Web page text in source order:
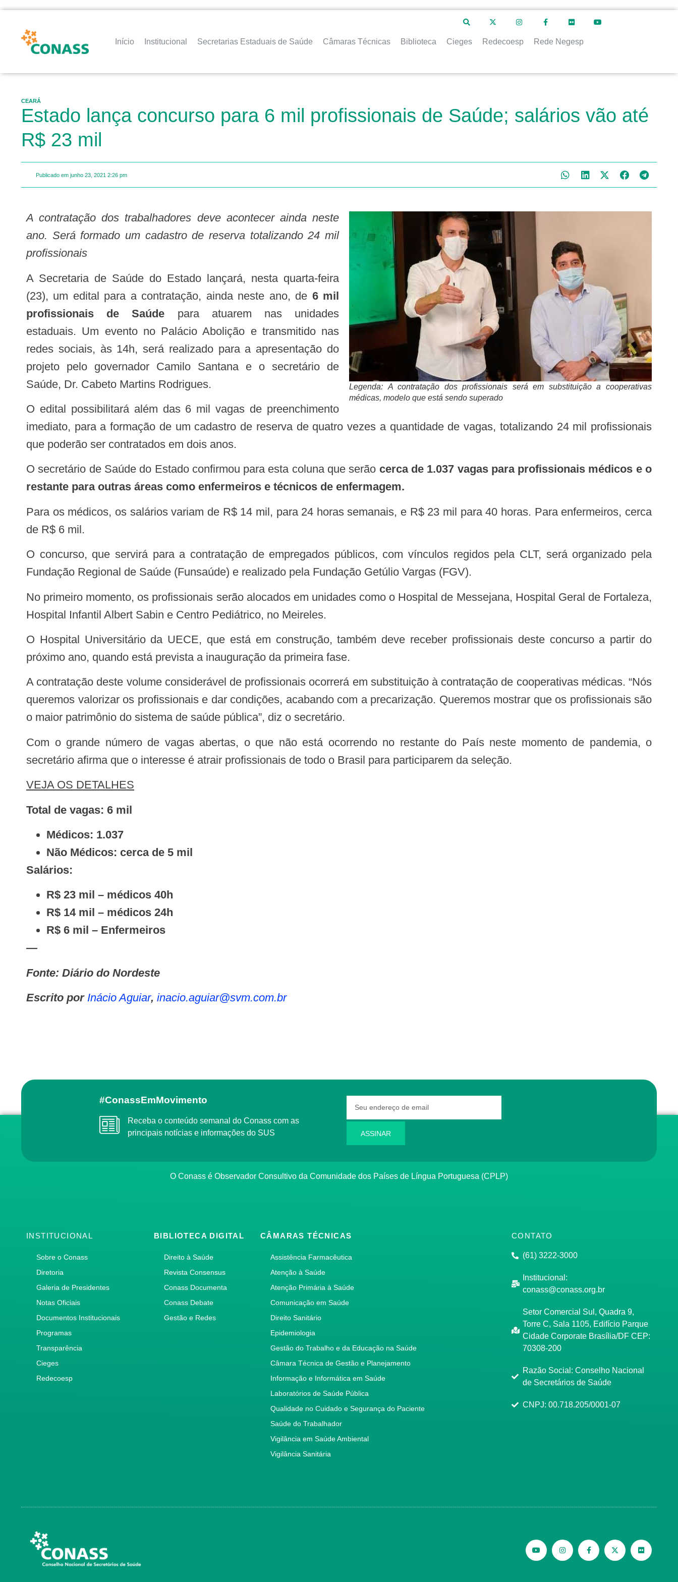
Início Institucional Secretarias Estaduais de Saúde Câmaras Técnicas Biblioteca Cieges Redecoesp Rede Negesp
CEARÁ
Estado lança concurso para 6 mil profissionais de Saúde; salários vão até
R$ 23 mil
Publicado em junho 23, 2021 2:26 pm
Legenda: A contratação dos profissionais será em substituição a cooperativas
médicas, modelo que está sendo superado
A contratação dos trabalhadores deve acontecer ainda neste
ano. Será formado um cadastro de reserva totalizando 24 mil
profissionais
A Secretaria de Saúde do Estado lançará, nesta quarta-feira
(23), um edital para a contratação, ainda neste ano, de 6 mil
profissionais de Saúde para atuarem nas unidades
estaduais. Um evento no Palácio Abolição e transmitido nas
redes sociais, às 14h, será realizado para a apresentação do
projeto pelo governador Camilo Santana e o secretário de
Saúde, Dr. Cabeto Martins Rodrigues.
O edital possibilitará além das 6 mil vagas de preenchimento
imediato, para a formação de um cadastro de reserva de quatro vezes a quantidade de vagas, totalizando 24 mil profissionais
que poderão ser contratados em dois anos.
O secretário de Saúde do Estado confirmou para esta coluna que serão cerca de 1.037 vagas para profissionais médicos e o
restante para outras áreas como enfermeiros e técnicos de enfermagem.
Para os médicos, os salários variam de R$ 14 mil, para 24 horas semanais, e R$ 23 mil para 40 horas. Para enfermeiros, cerca
de R$ 6 mil.
O concurso, que servirá para a contratação de empregados públicos, com vínculos regidos pela CLT, será organizado pela
Fundação Regional de Saúde (Funsaúde) e realizado pela Fundação Getúlio Vargas (FGV).
No primeiro momento, os profissionais serão alocados em unidades como o Hospital de Messejana, Hospital Geral de Fortaleza,
Hospital Infantil Albert Sabin e Centro Pediátrico, no Meireles.
O Hospital Universitário da UECE, que está em construção, também deve receber profissionais deste concurso a partir do
próximo ano, quando está prevista a inauguração da primeira fase.
A contratação deste volume considerável de profissionais ocorrerá em substituição à contratação de cooperativas médicas. “Nós
queremos valorizar os profissionais e dar condições, acabando com a precarização. Queremos mostrar que os profissionais são
o maior patrimônio do sistema de saúde pública”, diz o secretário.
Com o grande número de vagas abertas, o que não está ocorrendo no restante do País neste momento de pandemia, o
secretário afirma que o interesse é atrair profissionais de todo o Brasil para participarem da seleção.
VEJA OS DETALHES
Total de vagas: 6 mil
Médicos: 1.037
Não Médicos: cerca de 5 mil
Salários:
R$ 23 mil – médicos 40h
R$ 14 mil – médicos 24h
R$ 6 mil – Enfermeiros
—
Fonte: Diário do Nordeste
Escrito por Inácio Aguiar, inacio.aguiar@svm.com.br
#ConassEmMovimento
Receba o conteúdo semanal do Conass com as
principais notícias e informações do SUS
ASSINAR
O Conass é Observador Consultivo da Comunidade dos Países de Língua Portuguesa (CPLP)
INSTITUCIONAL
Sobre o Conass
Diretoria
Galeria de Presidentes
Notas Oficiais
Documentos Institucionais
Programas
Transparência
Cieges
Redecoesp
BIBLIOTECA DIGITAL
Direito à Saúde
Revista Consensus
Conass Documenta
Conass Debate
Gestão e Redes
CÂMARAS TÉCNICAS
Assistência Farmacêutica
Atenção à Saúde
Atenção Primária à Saúde
Comunicação em Saúde
Direito Sanitário
Epidemiologia
Gestão do Trabalho e da Educação na Saúde
Câmara Técnica de Gestão e Planejamento
Informação e Informática em Saúde
Laboratórios de Saúde Pública
Qualidade no Cuidado e Segurança do Paciente
Saúde do Trabalhador
Vigilância em Saúde Ambiental
Vigilância Sanitária
CONTATO
(61) 3222-3000
Institucional:
conass@conass.org.br
Setor Comercial Sul, Quadra 9,
Torre C, Sala 1105, Edifício Parque
Cidade Corporate Brasília/DF CEP:
70308-200
Razão Social: Conselho Nacional
de Secretários de Saúde
CNPJ: 00.718.205/0001-07